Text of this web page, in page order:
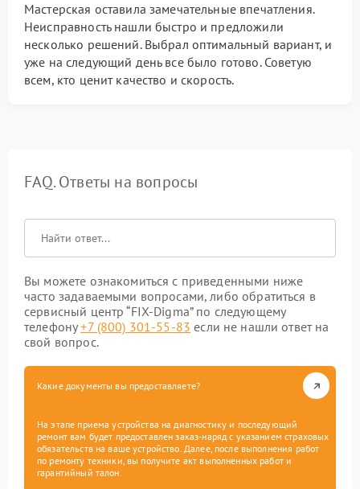
Мастерская оставила замечательные впечатления.
Неисправность нашли быстро и предложили
несколько решений. Выбрал оптимальный вариант, и
уже на следующий день все было готово. Советую
всем, кто ценит качество и скорость.
FAQ. Ответы на вопросы
Вы можете ознакомиться с приведенными ниже
часто задаваемыми вопросами, либо обратиться в
сервисный центр “FIX-Digma” по следующему
телефону+7 (800) 301-55-83 если не нашли ответ на
свой вопрос.
Какие документы вы предоставляете?
На этапе приема устройства на диагностику и последующий
ремонт вам будет предоставлен заказ-наряд с указанием страховых
обязательств на ваше устройство. Далее, после выполнения работ
по ремонту техники, вы получите акт выполненных работ и
гарантийный талон.